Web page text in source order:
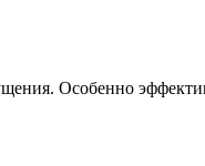
Особенно